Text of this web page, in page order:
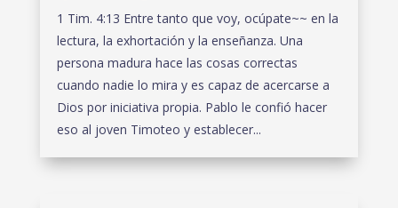
1 Tim. 4:13 Entre tanto que voy, ocúpate~~ en la
lectura, la exhortación y la enseñanza. Una
persona madura hace las cosas correctas
cuando nadie lo mira y es capaz de acercarse a
Dios por iniciativa propia. Pablo le confió hacer
eso al joven Timoteo y establecer...